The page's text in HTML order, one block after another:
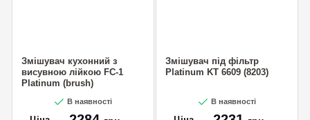
Змішувач кухонний з
висувною лійкою FC-1
Platinum (brush)
В наявності
Змішувач під фільтр
Platinum KT 6609 (8203)
В наявності